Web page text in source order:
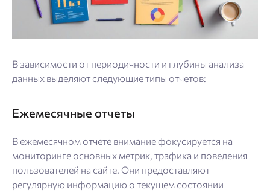
В зависимости от периодичности и глубины анализа
данных выделяют следующие типы отчетов:
Ежемесячные отчеты
В ежемесячном отчете внимание фокусируется на
мониторинге основных метрик, трафика и поведения
пользователей на сайте. Они предоставляют
регулярную информацию о текущем состоянии